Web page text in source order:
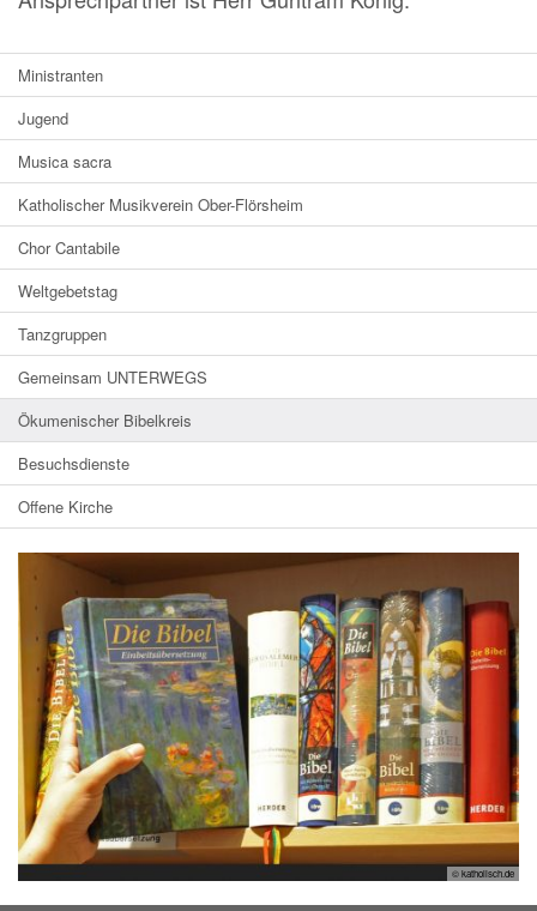
Ministranten
Jugend
Musica sacra
Katholischer Musikverein Ober-Flörsheim
Chor Cantabile
Weltgebetstag
Tanzgruppen
Gemeinsam UNTERWEGS
Ökumenischer Bibelkreis
Besuchsdienste
Offene Kirche
© katholisch.de